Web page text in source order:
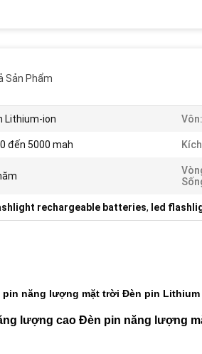
Sản Phẩm
Lithium-ion Vôn:
đến 5000 mah
rechargeable batteries, led
năng lượng mặt trời Đèn pin Lithium
lượng cao Đèn pin năng lượng